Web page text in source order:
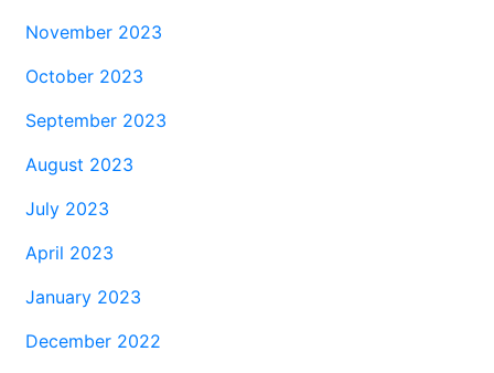
November 2023
October 2023
September 2023
August 2023
July 2023
April 2023
January 2023
December 2022